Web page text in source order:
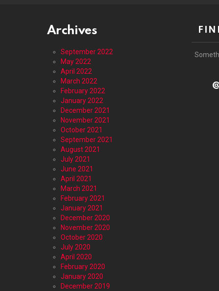
Archives
September 2022
May 2022
April 2022
March 2022
February 2022
January 2022
December 2021
November 2021
October 2021
September 2021
August 2021
July 2021
June 2021
April 2021
March 2021
February 2021
January 2021
December 2020
November 2020
October 2020
July 2020
April 2020
February 2020
January 2020
December 2019